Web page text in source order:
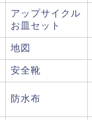
アップサイクル
お皿セット
地図
安全靴
防水布